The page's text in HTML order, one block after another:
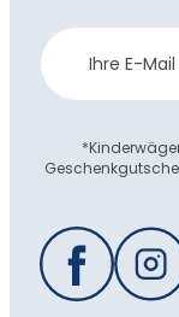
Newsletter
Anmeldung